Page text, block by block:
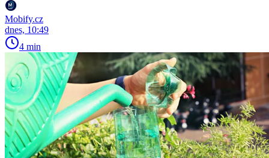
Mobify.cz
dnes, 10:49
4 min